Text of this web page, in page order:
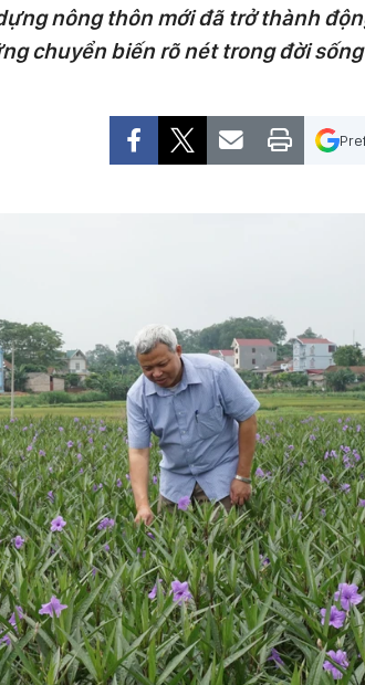
nông thôn mới đã trở thành
chuyển biến rõ nét trong đời